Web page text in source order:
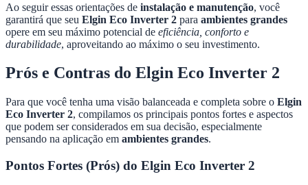
Ao seguir essas orientações de instalação e manutenção, você
garantirá que seu Elgin Eco Inverter 2 para ambientes grandes
opere em seu máximo potencial de eficiência, conforto e
durabilidade, aproveitando ao máximo o seu investimento.
Prós e Contras do Elgin Eco Inverter 2
Para que você tenha uma visão balanceada e completa sobre o Elgin
Eco Inverter 2, compilamos os principais pontos fortes e aspectos
que podem ser considerados em sua decisão, especialmente
pensando na aplicação em ambientes grandes.
Pontos Fortes (Prós) do Elgin Eco Inverter 2